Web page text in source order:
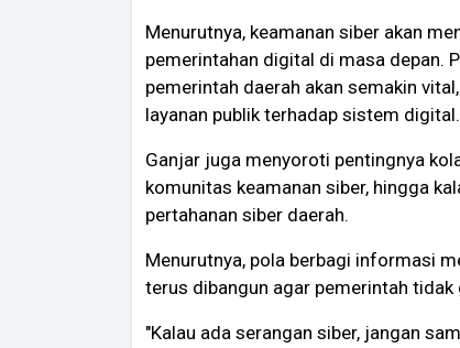
Menurutnya, keamanan siber akan
pemerintahan digital di masa depan.
pemerintah daerah akan semakin
layanan publik terhadap sistem digital.
Ganjar juga menyoroti pentingnya
komunitas keamanan siber, hingga
pertahanan siber daerah.
Menurutnya, pola berbagi informasi
terus dibangun agar pemerintah
"Kalau ada serangan siber, jangan